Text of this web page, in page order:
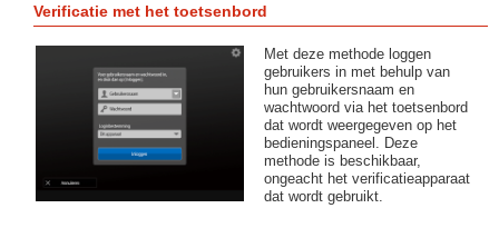
Verificatie met het toetsenbord
Met deze methode loggen
gebruikers in met behulp van
hun gebruikersnaam en
wachtwoord via het toetsenbord
dat wordt weergegeven op het
bedieningspaneel. Deze
methode is beschikbaar,
ongeacht het verificatieapparaat
dat wordt gebruikt.